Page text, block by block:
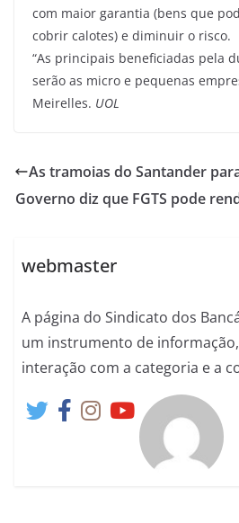
com maior garantia (bens que
cobrir calotes) e diminuir o risco.
“As principais beneficiadas pela
serão as micro e pequenas
Meirelles. UOL
As tramoias do Santander
Governo diz que FGTS pode
webmaster
A página do Sindicato dos
um instrumento de
interação com a categoria e a